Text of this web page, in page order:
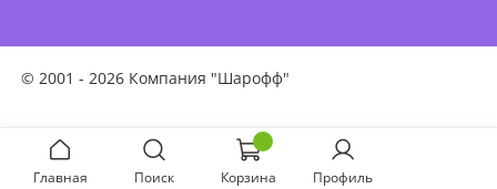
© 2001 - 2026 Компания "Шарофф"
Главная Поиск Корзина Профиль